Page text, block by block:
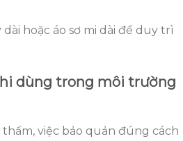
hoặc áo sơ mi dài để duy trì
dùng trong môi trường
việc bảo quản đúng cách